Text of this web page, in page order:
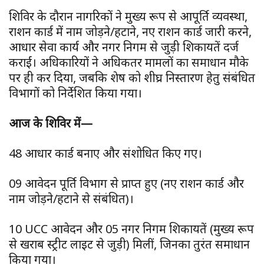
शिविर के दौरान नागरिकों ने मुख्य रूप से आपूर्ति व्यवस्था,
राशन कार्ड में नाम जोड़ने/हटाने, नए राशन कार्ड जारी करने,
आधार सेवा कार्य और नगर निगम से जुड़ी शिकायतें दर्ज
कराईं। अधिकारियों ने अधिकतर मामलों का समाधान मौके
पर ही कर दिया, जबकि शेष को शीघ्र निस्तारण हेतु संबंधित
विभागों को निर्देशित किया गया।
आज के शिविर में—
48 आधार कार्ड बनाए और संशोधित किए गए।
09 आवेदन पूर्ति विभाग से प्राप्त हुए (नए राशन कार्ड और
नाम जोड़ने/हटाने से संबंधित)।
10 UCC आवेदन और 05 नगर निगम शिकायतें (मुख्य रूप
से खराब स्ट्रीट लाइट से जुड़ी) मिलीं, जिनका तुरंत समाधान
किया गया।